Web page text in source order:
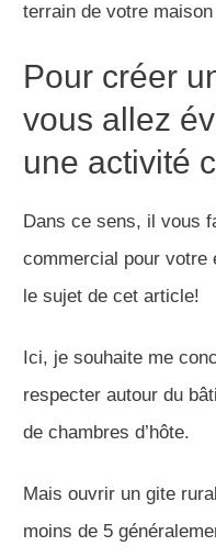
terrain de votre
Pour créer
vous allez
une activité
Dans ce sens, il vous
commercial pour votre
le sujet de cet article!
Ici, je souhaite me
respecter autour du
de chambres d’hôte.
Mais ouvrir un gite
moins de 5